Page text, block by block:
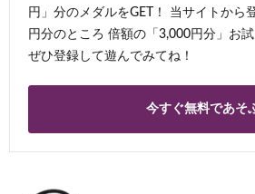
円」分のメダルをGET！ 当サイトから
円分のところ 倍額の「3,000円分」お
ぜひ登録して遊んでみてね！
今すぐ無料であそ